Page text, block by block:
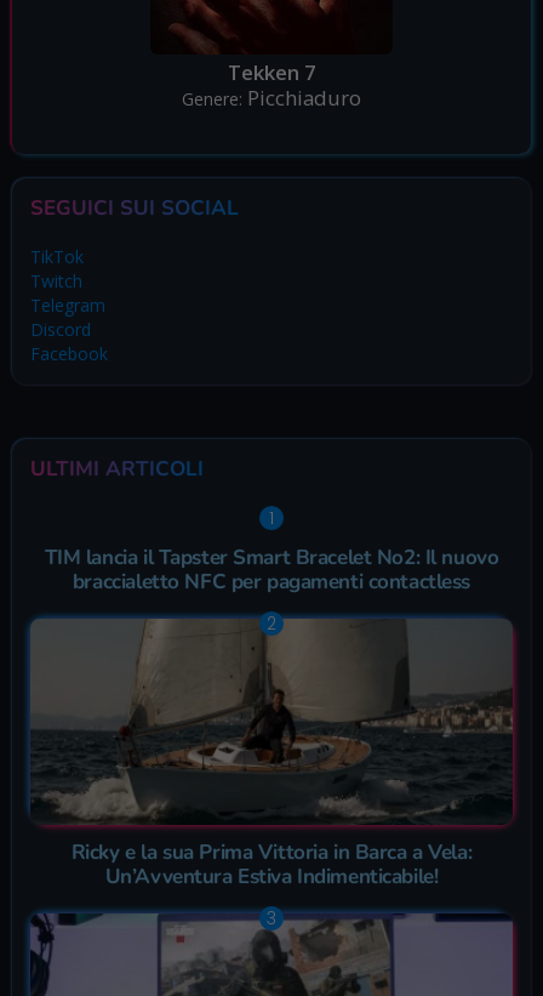
Tekken 7
Genere: Picchiaduro
SEGUICI SUI SOCIAL
TikTok
Twitch
Telegram
Discord
Facebook
ULTIMI ARTICOLI
TIM lancia il Tapster Smart Bracelet No2: Il nuovo
braccialetto NFC per pagamenti contactless
Ricky e la sua Prima Vittoria in Barca a Vela:
Un’Avventura Estiva Indimenticabile!